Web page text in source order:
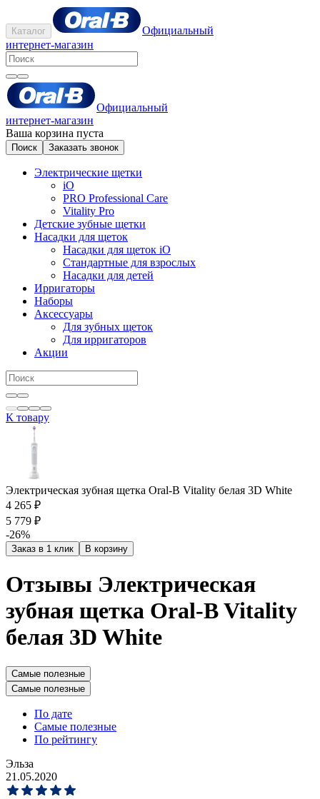
Каталог
Официальный
интернет-магазин
Официальный
интернет-магазин
Ваша корзина пуста
Поиск Заказать звонок
Электрические щетки
iO
PRO Professional Care
Vitality Pro
Детские зубные щетки
Насадки для щеток
Насадки для щеток iO
Стандартные для взрослых
Насадки для детей
Ирригаторы
Наборы
Аксессуары
Для зубных щеток
Для ирригаторов
Акции
К товару
Электрическая зубная щетка Oral-B Vitality белая 3D White
4 265 ₽
5 779 ₽
-26%
Заказ в 1 клик В корзину
Отзывы Электрическая
зубная щетка Oral-B Vitality
белая 3D White
Самые полезные
Самые полезные
По дате
Самые полезные
По рейтингу
Эльза
21.05.2020